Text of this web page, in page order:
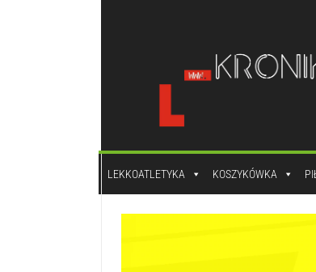
LEKKOATLETYKA KOSZYKÓWKA